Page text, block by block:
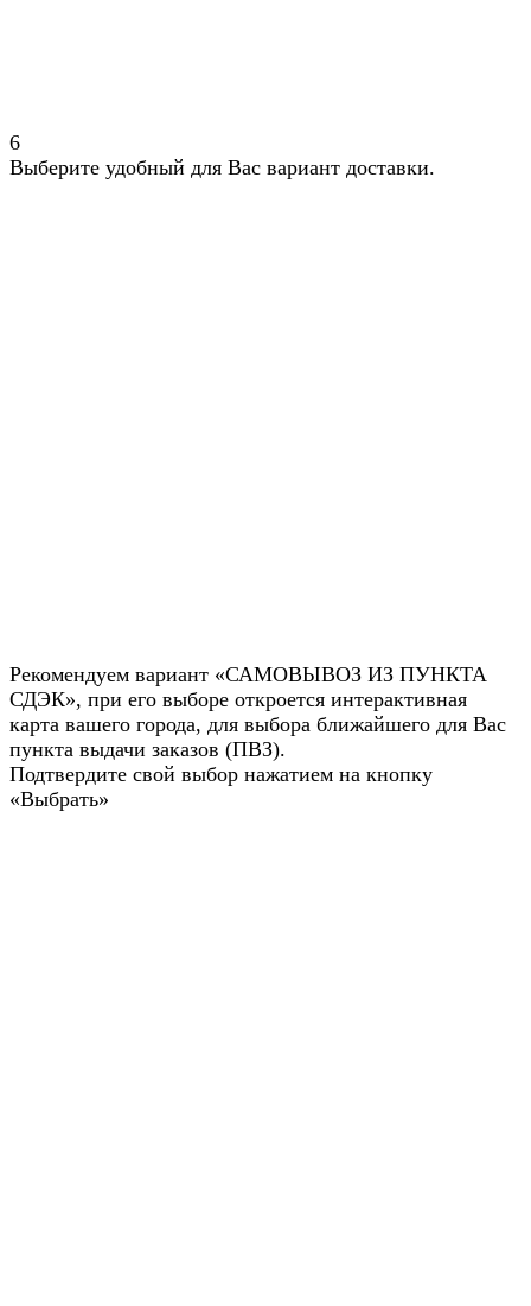
6
Выберите удобный для Вас вариант доставки.
Рекомендуем вариант «САМОВЫВОЗ ИЗ ПУНКТА
СДЭК», при его выборе откроется интерактивная
карта вашего города, для выбора ближайшего для Вас
пункта выдачи заказов (ПВЗ).
Подтвердите свой выбор нажатием на кнопку
«Выбрать»